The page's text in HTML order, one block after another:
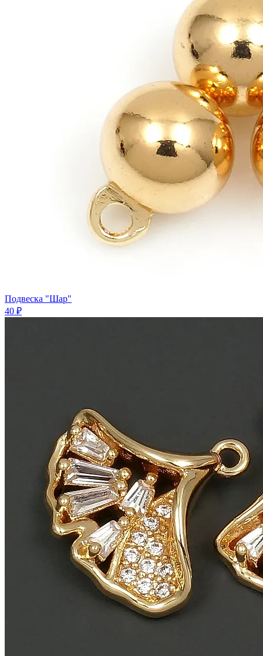
Подвеска "Шар"
40 ₽